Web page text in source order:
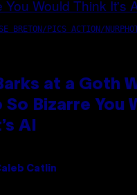
BRETON/PICS ACTION/
at a Goth
So Bizarre You
AI
Catlin